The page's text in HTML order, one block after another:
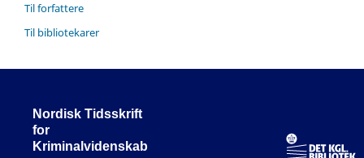
Til forfattere
Til bibliotekarer
Nordisk Tidsskrift
for
Kriminalvidenskab